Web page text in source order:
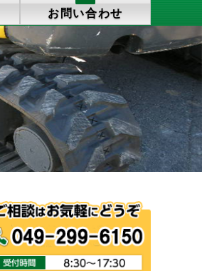
お問い合わせ